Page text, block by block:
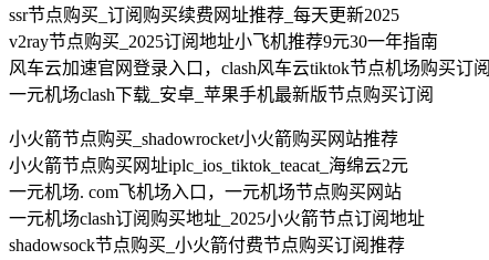
ssr节点购买_订阅购买续费网址推荐_每天更新2025
v2ray节点购买_2025订阅地址小飞机推荐9元30一年指南
风车云加速官网登录入口，clash风车云tiktok节点机场购买订阅
一元机场clash下载_安卓_苹果手机最新版节点购买订阅
小火箭节点购买_shadowrocket小火箭购买网站推荐
小火箭节点购买网址iplc_ios_tiktok_teacat_海绵云2元
一元机场. com飞机场入口，一元机场节点购买网站
一元机场clash订阅购买地址_2025小火箭节点订阅地址
shadowsock节点购买_小火箭付费节点购买订阅推荐